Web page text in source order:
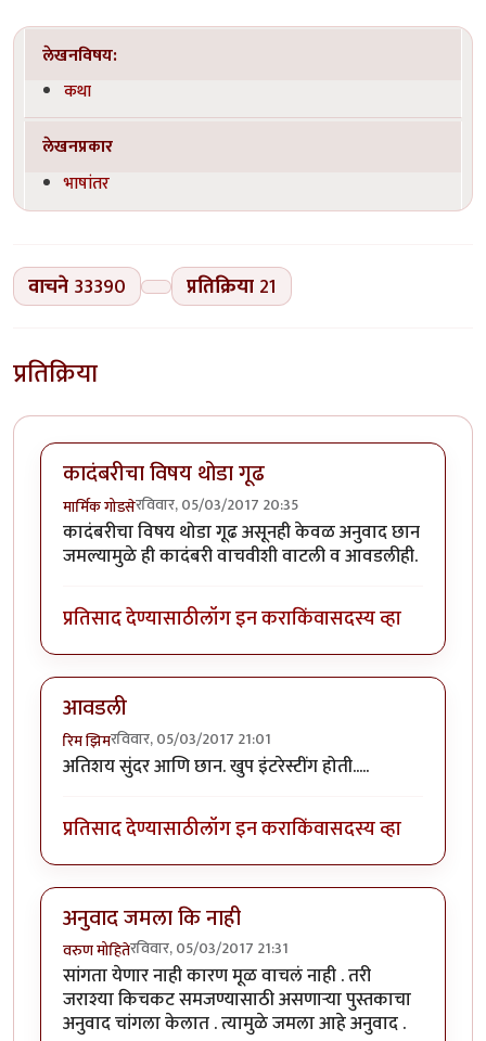
लेखनविषय:
कथा
लेखनप्रकार
भाषांतर
वाचने 33390 प्रतिक्रिया 21
प्रतिक्रिया
कादंबरीचा विषय थोडा गूढ
मार्मिक गोडसेरविवार, 05/03/2017 20:35
कादंबरीचा विषय थोडा गूढ असूनही केवळ अनुवाद छान
जमल्यामुळे ही कादंबरी वाचवीशी वाटली व आवडलीही.
प्रतिसाद देण्यासाठीलॉग इन कराकिंवासदस्य व्हा
आवडली
रिम झिमरविवार, 05/03/2017 21:01
अतिशय सुंदर आणि छान. खुप इंटरेस्टींग होती.....
प्रतिसाद देण्यासाठीलॉग इन कराकिंवासदस्य व्हा
अनुवाद जमला कि नाही
वरुण मोहितेरविवार, 05/03/2017 21:31
सांगता येणार नाही कारण मूळ वाचलं नाही . तरी
जराश्या किचकट समजण्यासाठी असणाऱ्या पुस्तकाचा
अनुवाद चांगला केलात . त्यामुळे जमला आहे अनुवाद .